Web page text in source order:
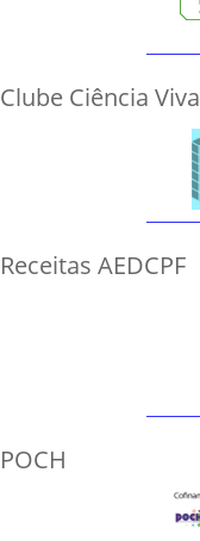
Clube Ciência Viva
Receitas AEDCPF
POCH